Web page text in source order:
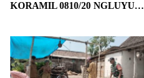
KORAMIL 0810/20 NGLUYU